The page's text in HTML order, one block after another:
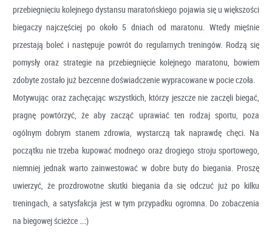
przebiegnięciu kolejnego dystansu maratońskiego pojawia się u większości
biegaczy najczęściej po około 5 dniach od maratonu. Wtedy mięśnie
przestają boleć i następuje powrót do regularnych treningów. Rodzą się
pomysły oraz strategie na przebiegnięcie kolejnego maratonu, bowiem
zdobyte zostało już bezcenne doświadczenie wypracowane w pocie czoła.
Motywując oraz zachęcając wszystkich, którzy jeszcze nie zaczęli biegać,
pragnę powtórzyć, że aby zacząć uprawiać ten rodzaj sportu, poza
ogólnym dobrym stanem zdrowia, wystarczą tak naprawdę chęci. Na
początku nie trzeba kupować modnego oraz drogiego stroju sportowego,
niemniej jednak warto zainwestować w dobre buty do biegania. Proszę
uwierzyć, że prozdrowotne skutki biegania da się odczuć już po kilku
treningach, a satysfakcja jest w tym przypadku ogromna. Do zobaczenia
na biegowej ścieżce …:)